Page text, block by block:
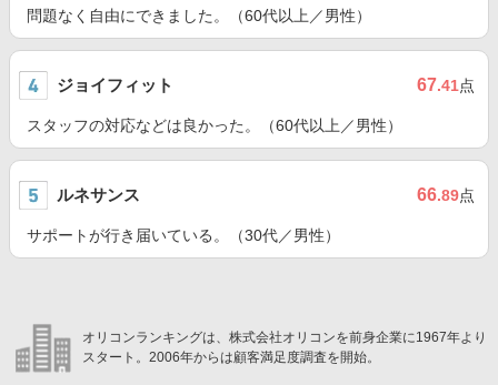
問題なく自由にできました。（60代以上／男性）
ジョイフィット 67.41点
スタッフの対応などは良かった。（60代以上／男性）
ルネサンス 66.89点
サポートが行き届いている。（30代／男性）
オリコンランキングは、株式会社オリコンを前身企業に1967年より
スタート。2006年からは顧客満足度調査を開始。